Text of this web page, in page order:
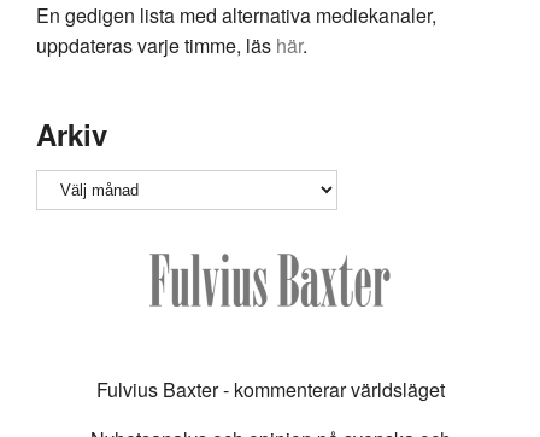
En gedigen lista med alternativa mediekanaler,
uppdateras varje timme, läs här.
Arkiv
Arkiv
Fulvius Baxter - kommenterar världsläget